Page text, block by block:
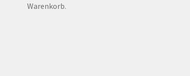
Warenkorb.